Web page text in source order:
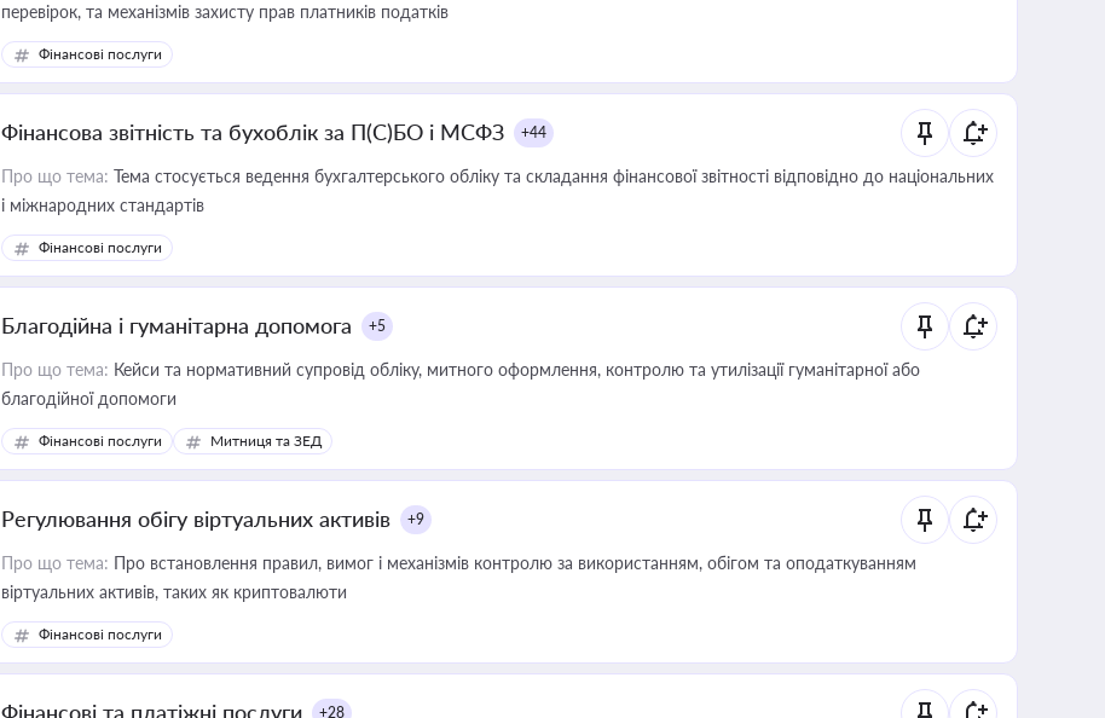
перевірок, та механізмів захисту прав платників податків
Фінансові послуги
Фінансова звітність та бухоблік за П(С)БО і МСФЗ +44
Про що тема: Тема стосується ведення бухгалтерського обліку та складання фінансової звітності відповідно до національних
і міжнародних стандартів
Фінансові послуги
Благодійна і гуманітарна допомога +5
Про що тема: Кейси та нормативний супровід обліку, митного оформлення, контролю та утилізації гуманітарної або
благодійної допомоги
Фінансові послуги Митниця та ЗЕД
Регулювання обігу віртуальних активів +9
Про що тема: Про встановлення правил, вимог і механізмів контролю за використанням, обігом та оподаткуванням
віртуальних активів, таких як криптовалюти
Фінансові послуги
Фінансові та платіжні послуги +28